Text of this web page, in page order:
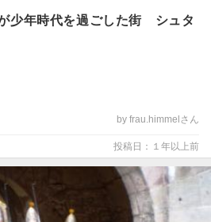
少年時代を過ごした街 シュタ
by frau.himmelさん
投稿日：１年以上前